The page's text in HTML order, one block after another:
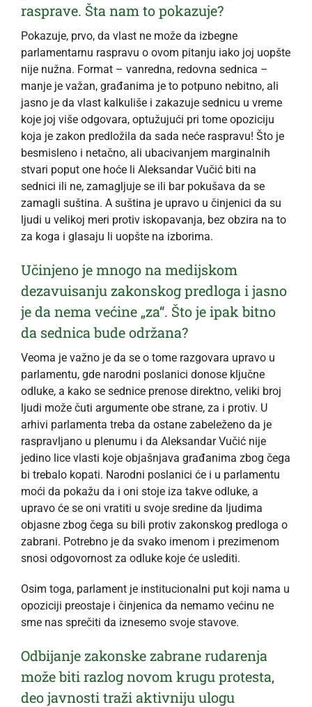
rasprave. Šta nam to pokazuje?
Pokazuje, prvo, da vlast ne može da izbegne
parlamentarnu raspravu o ovom pitanju iako joj uopšte
nije nužna. Format – vanredna, redovna sednica –
manje je važan, građanima je to potpuno nebitno, ali
jasno je da vlast kalkuliše i zakazuje sednicu u vreme
koje joj više odgovara, optužujući pri tome opoziciju
koja je zakon predložila da sada neće raspravu! Što je
besmisleno i netačno, ali ubacivanjem marginalnih
stvari poput one hoće li Aleksandar Vučić biti na
sednici ili ne, zamagljuje se ili bar pokušava da se
zamagli suština. A suština je upravo u činjenici da su
ljudi u velikoj meri protiv iskopavanja, bez obzira na to
za koga i glasaju li uopšte na izborima.
Učinjeno je mnogo na medijskom
dezavuisanju zakonskog predloga i jasno
je da nema većine „za“. Što je ipak bitno
da sednica bude održana?
Veoma je važno je da se o tome razgovara upravo u
parlamentu, gde narodni poslanici donose ključne
odluke, a kako se sednice prenose direktno, veliki broj
ljudi može čuti argumente obe strane, za i protiv. U
arhivi parlamenta treba da ostane zabeleženo da je
raspravljano u plenumu i da Aleksandar Vučić nije
jedino lice vlasti koje objašnjava građanima zbog čega
bi trebalo kopati. Narodni poslanici će i u parlamentu
moći da pokažu da i oni stoje iza takve odluke, a
upravo će se oni vratiti u svoje sredine da ljudima
objasne zbog čega su bili protiv zakonskog predloga o
zabrani. Potrebno je da svako imenom i prezimenom
snosi odgovornost za odluke koje će uslediti.
Osim toga, parlament je institucionalni put koji nama u
opoziciji preostaje i činjenica da nemamo većinu ne
sme nas sprečiti da iznesemo svoje stavove.
Odbijanje zakonske zabrane rudarenja
može biti razlog novom krugu protesta,
deo javnosti traži aktivniju ulogu